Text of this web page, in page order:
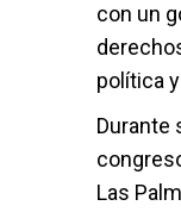
con un
política
Durante
Las